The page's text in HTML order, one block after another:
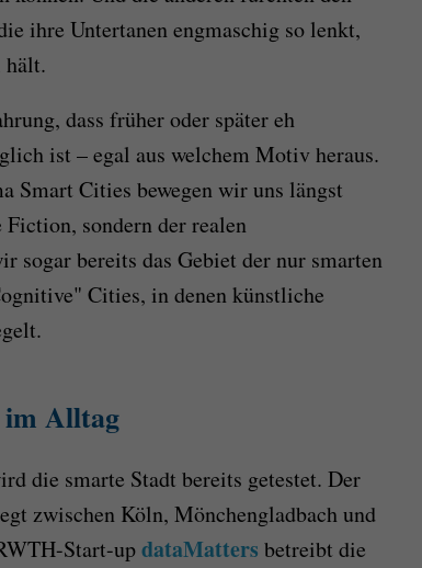
ihre Untertanen engmaschig so lenkt,
hält.
dass früher oder später eh
ist – egal aus welchem Motiv heraus.
Smart Cities bewegen wir uns längst
sondern der realen
sogar bereits das Gebiet der nur smarten
Cities, in denen künstliche
im Alltag
die smarte Stadt bereits getestet. Der
zwischen Köln, Mönchengladbach und
Start-updataMatters betreibt die